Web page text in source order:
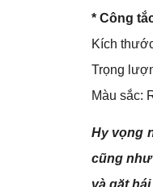
* Công
Kích
Trọng
Màu sắc:
Hy vọng
cũng
và gặt